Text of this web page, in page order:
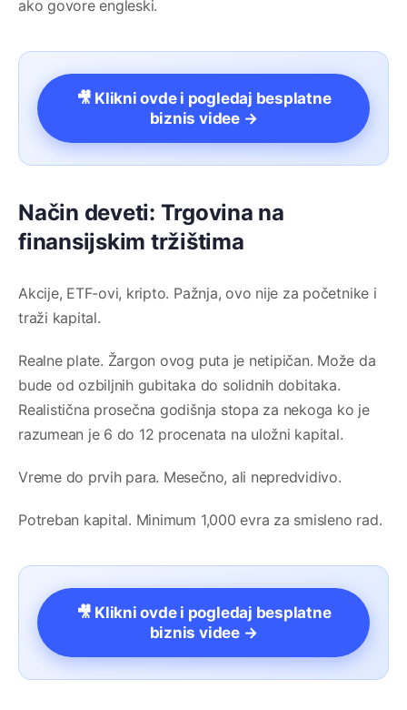
ako govore engleski.
🎥 Klikni ovde i pogledaj besplatne
biznis videe →
Način deveti: Trgovina na
finansijskim tržištima
Akcije, ETF-ovi, kripto. Pažnja, ovo nije za početnike i
traži kapital.
Realne plate. Žargon ovog puta je netipičan. Može da
bude od ozbiljnih gubitaka do solidnih dobitaka.
Realistična prosečna godišnja stopa za nekoga ko je
razumean je 6 do 12 procenata na uložni kapital.
Vreme do prvih para. Mesečno, ali nepredvidivo.
Potreban kapital. Minimum 1,000 evra za smisleno rad.
🎥 Klikni ovde i pogledaj besplatne
biznis videe →